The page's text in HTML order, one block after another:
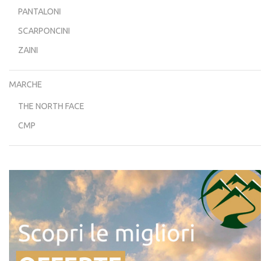
PANTALONI
SCARPONCINI
ZAINI
MARCHE
THE NORTH FACE
CMP